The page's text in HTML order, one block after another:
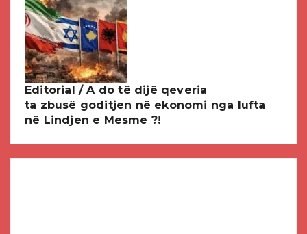
Editorial / A do të dijë qeveria
ta zbusë goditjen në ekonomi nga lufta
në Lindjen e Mesme ?!